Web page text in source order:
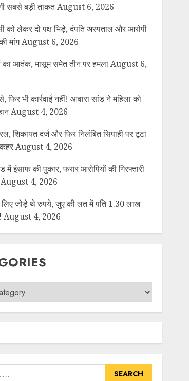
सबसे बड़ी ताकत August 6, 2026
को लेकर दो पक्ष भिड़े, दंपति अस्पताल और आरोपी
मांग August 6, 2026
का आतंक, मासूम समेत तीन पर हमला August 6,
फिर भी कार्रवाई नहीं! आवारा सांड ने महिला को
August 4, 2026
शिकायत दर्ज और फिर निलंबित सिपाही पर टूटा
कहर August 4, 2026
में इंसाफ की पुकार, फरार आरोपियों की गिरफ्तारी
August 4, 2026
जोड़े थे रुपये, जुए की लत में पति 1.30 लाख
August 4, 2026